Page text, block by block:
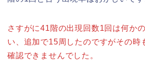
さすがに41階の出現回数1回は何か
い、追加で15周したのですがその時
確認できませんでした。